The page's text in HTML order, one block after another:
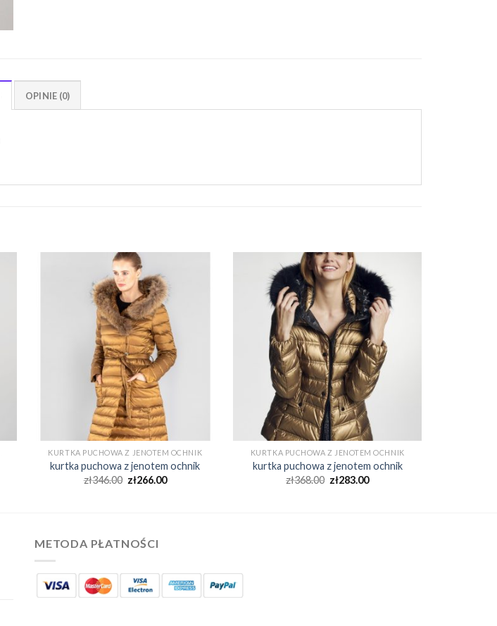
OPINIE (0)
KURTKA PUCHOWA Z JENOTEM OCHNIK
kurtka puchowa z jenotem ochnik
zł346.00 zł266.00
KURTKA PUCHOWA Z JENOTEM OCHNIK
kurtka puchowa z jenotem ochnik
zł368.00 zł283.00
METODA PŁATNOŚCI